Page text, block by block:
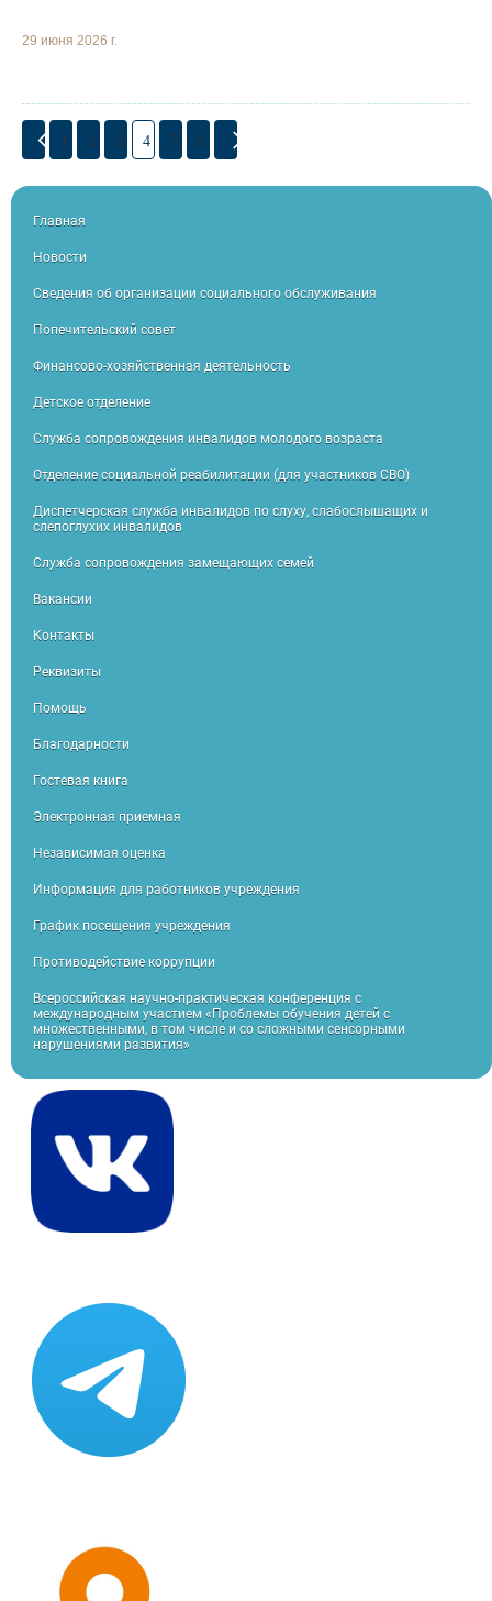
29 июня 2026 г.
1 2 3 4 5 6
Главная
Новости
Сведения об организации социального обслуживания
Попечительский совет
Финансово-хозяйственная деятельность
Детское отделение
Служба сопровождения инвалидов молодого возраста
Отделение социальной реабилитации (для участников СВО)
Диспетчерская служба инвалидов по слуху, слабослышащих и
слепоглухих инвалидов
Служба сопровождения замещающих семей
Вакансии
Контакты
Реквизиты
Помощь
Благодарности
Гостевая книга
Электронная приемная
Независимая оценка
Информация для работников учреждения
График посещения учреждения
Противодействие коррупции
Всероссийская научно-практическая конференция с
международным участием «Проблемы обучения детей с
множественными, в том числе и со сложными сенсорными
нарушениями развития»